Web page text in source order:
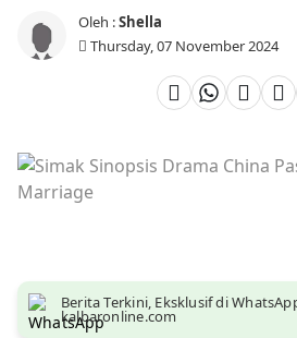
Oleh :Shella
Thursday, 07 November 2024
Berita Terkini, Eksklusif di
kalbaronline.com